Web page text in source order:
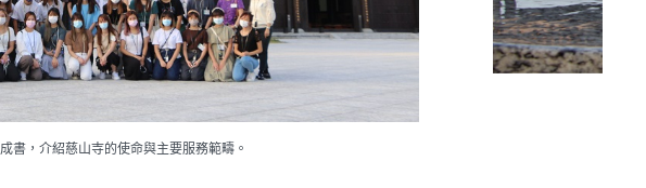
書，介紹慈山寺的使命與主要服務範疇。